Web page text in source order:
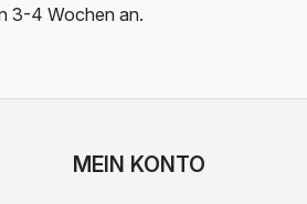
3-4 Wochen an.
MEIN KONTO